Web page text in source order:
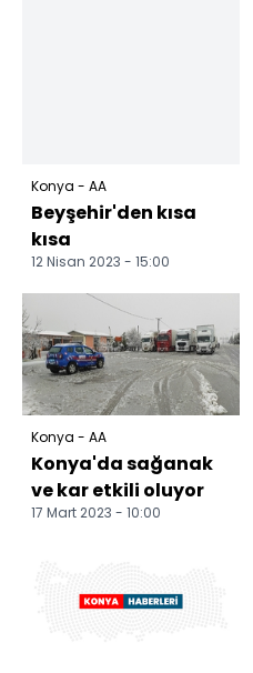
Konya - AA
Beyşehir'den kısa
kısa
12 Nisan 2023 - 15:00
Konya - AA
Konya'da sağanak
ve kar etkili oluyor
17 Mart 2023 - 10:00